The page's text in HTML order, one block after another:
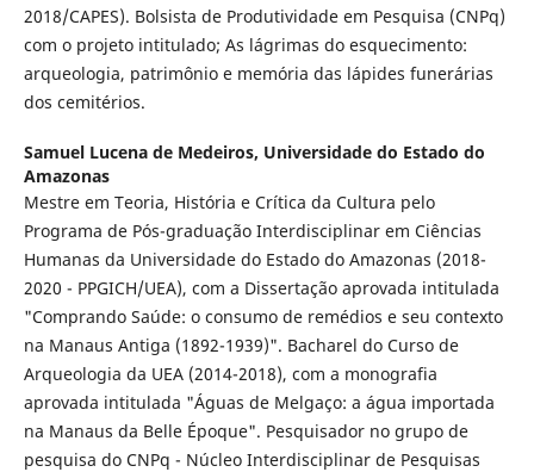
2018/CAPES). Bolsista de Produtividade em Pesquisa (CNPq)
com o projeto intitulado; As lágrimas do esquecimento:
arqueologia, patrimônio e memória das lápides funerárias
dos cemitérios.
Samuel Lucena de Medeiros, Universidade do Estado do
Amazonas
Mestre em Teoria, História e Crítica da Cultura pelo
Programa de Pós-graduação Interdisciplinar em Ciências
Humanas da Universidade do Estado do Amazonas (2018-
2020 - PPGICH/UEA), com a Dissertação aprovada intitulada
"Comprando Saúde: o consumo de remédios e seu contexto
na Manaus Antiga (1892-1939)". Bacharel do Curso de
Arqueologia da UEA (2014-2018), com a monografia
aprovada intitulada "Águas de Melgaço: a água importada
na Manaus da Belle Époque". Pesquisador no grupo de
pesquisa do CNPq - Núcleo Interdisciplinar de Pesquisas